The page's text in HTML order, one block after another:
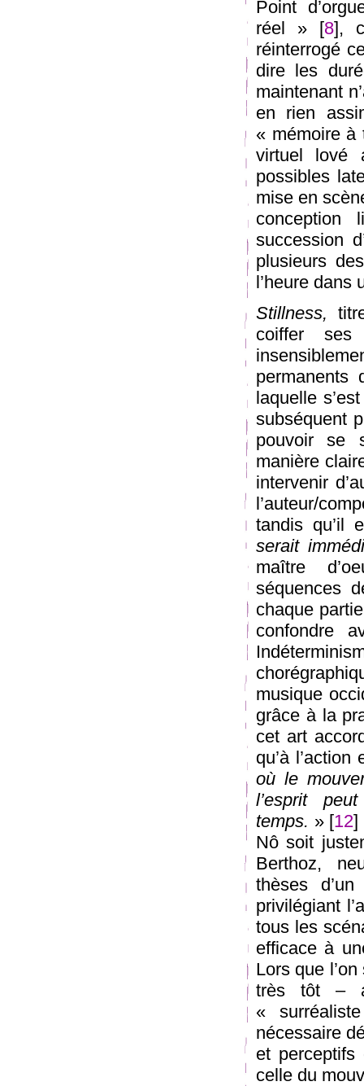
Point
réel » [8],
réinterrogé
dire les
maintenant
en rien
« mémoire
virtuel lové
possibles
mise en
succession
plusieurs
l’heure dans
Stillness,
coiffer ses
permanents
laquelle
subséquent
pouvoir se
manière
intervenir
l’auteur/
tandis qu’il
serait
maître
séquences
chaque
confondre
musique
grâce à la
cet art
qu’à
où le
l’esprit
temps. » [12]
Nô soit
Berthoz,
thèses
privilégiant
tous les
efficace à
Lors que
très tôt –
«
nécessaire
et
celle du